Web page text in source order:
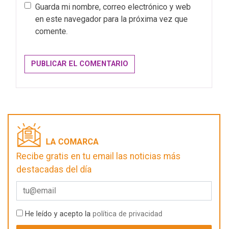
Guarda mi nombre, correo electrónico y web
en este navegador para la próxima vez que
comente.
LA COMARCA
Recibe gratis en tu email las noticias más
destacadas del día
He leído y acepto la política de privacidad